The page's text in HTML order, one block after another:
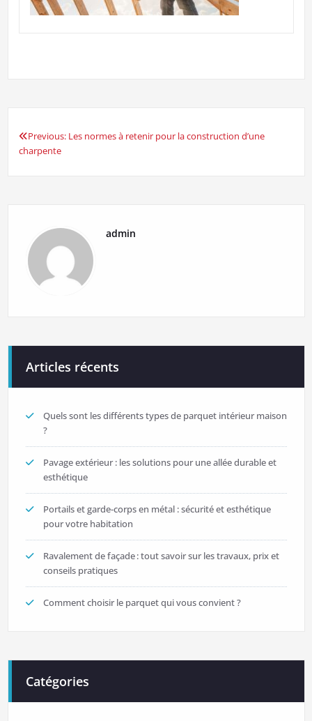
Navigation
Previous: Les normes à retenir pour la construction d’une
charpente
admin
Articles récents
Quels sont les différents types de parquet intérieur maison
?
Pavage extérieur : les solutions pour une allée durable et
esthétique
Portails et garde-corps en métal : sécurité et esthétique
pour votre habitation
Ravalement de façade : tout savoir sur les travaux, prix et
conseils pratiques
Comment choisir le parquet qui vous convient ?
Catégories